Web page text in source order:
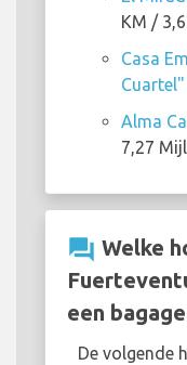
KM /
Casa
Cuartel"
Alma
7,27
question_answer Welke
een
De volgende